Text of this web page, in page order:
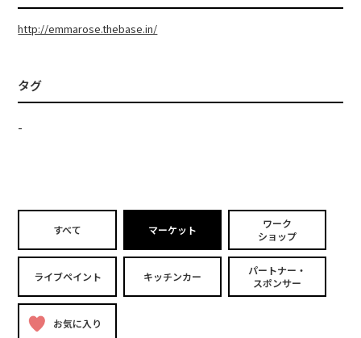
http://emmarose.thebase.in/
タグ
-
すべて マーケット
ワーク
ショップ
ライブペイント キッチンカー
パートナー・
スポンサー
お気に入り